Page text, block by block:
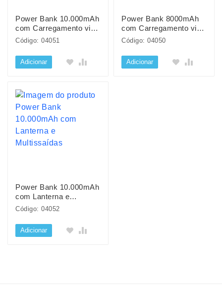
Power Bank 10.000mAh
com Carregamento via
Indução ou via Cabo
Código: 04051
Adicionar
Power Bank 8000mAh
com Carregamento via
Indução ou via Cabo
Código: 04050
Adicionar
Power Bank 10.000mAh
com Lanterna e
Multissaídas
Código: 04052
Adicionar